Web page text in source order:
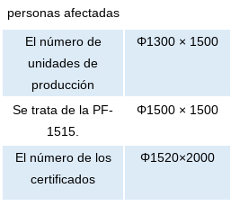
personas afectadas
El número de
unidades de
producción
Φ1300 × 1500
Se trata de la PF-
1515.
Φ1500 × 1500
El número de los
certificados
Φ1520×2000